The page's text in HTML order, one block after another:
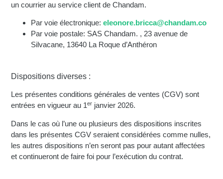
un courrier au service client de Chandam.
Par voie électronique:eleonore.bricca@chandam.co
Par voie postale: SAS Chandam. , 23 avenue de
Silvacane, 13640 La Roque d’Anthéron
Dispositions diverses :
Les présentes conditions générales de ventes (CGV) sont
entrées en vigueur au 1er janvier 2026.
Dans le cas où l’une ou plusieurs des dispositions inscrites
dans les présentes CGV seraient considérées comme nulles,
les autres dispositions n’en seront pas pour autant affectées
et continueront de faire foi pour l’exécution du contrat.